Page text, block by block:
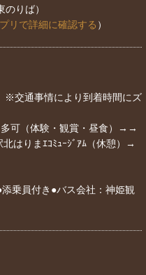
りば）
リで詳細に確認する ）
通事情により到着時間にズ
可（体験・観賞・昼食）→→
はりまｴｺﾐｭｰｼﾞｱﾑ（休憩）→
乗員付き●バス会社：神姫観